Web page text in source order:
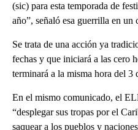
(sic) para esta temporada de
año”, señaló esa guerrilla en un
Se trata de una acción ya
fechas y que iniciará a las cero
terminará a la misma hora del 3
En el mismo comunicado, el
“desplegar sus tropas por el
saquear a los pueblos y